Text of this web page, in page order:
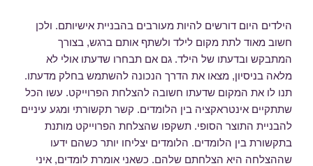
הילדים היום דורשים להיות מעורבים בהבניית אישיותם. ולכן
חשוב מאוד לתת מקום לילד ולשתף אותם ברגש, בצורך
המתבקש ובדעתו של הילד. גם אם תבחרו שדעתו אולי לא
מלאה בניסיון, מצאו את הדרך הנכונה להשתמש בחלק מדעתו.
תנו לו את המקום שדעתו חשובה להצלחת הפרוייקט. עשו הכל
שתתקיים אינטראקציה בין הלומדים. קשר תקשורתי ומגע עיניים
להבניית התוצר הסופי. תשקפו שהצלחת הפרוייקט מותנת
בתקשורת בין הלומדים. הלומדים יצליחו יותר כשהם ידעו
שההצלחה היא הצלחתם שלהם. כשאני אומרת לומדים, איני